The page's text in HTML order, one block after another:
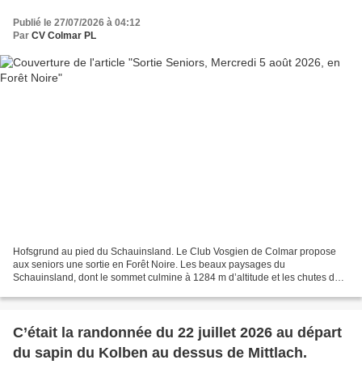
Publié le 27/07/2026 à 04:12
Par CV Colmar PL
Hofsgrund au pied du Schauinsland. Le Club Vosgien de Colmar propose
aux seniors une sortie en Forêt Noire. Les beaux paysages du
Schauinsland, dont le sommet culmine à 1284 m d’altitude et les chutes de
C’était la randonnée du 22 juillet 2026 au départ
du sapin du Kolben au dessus de Mittlach.